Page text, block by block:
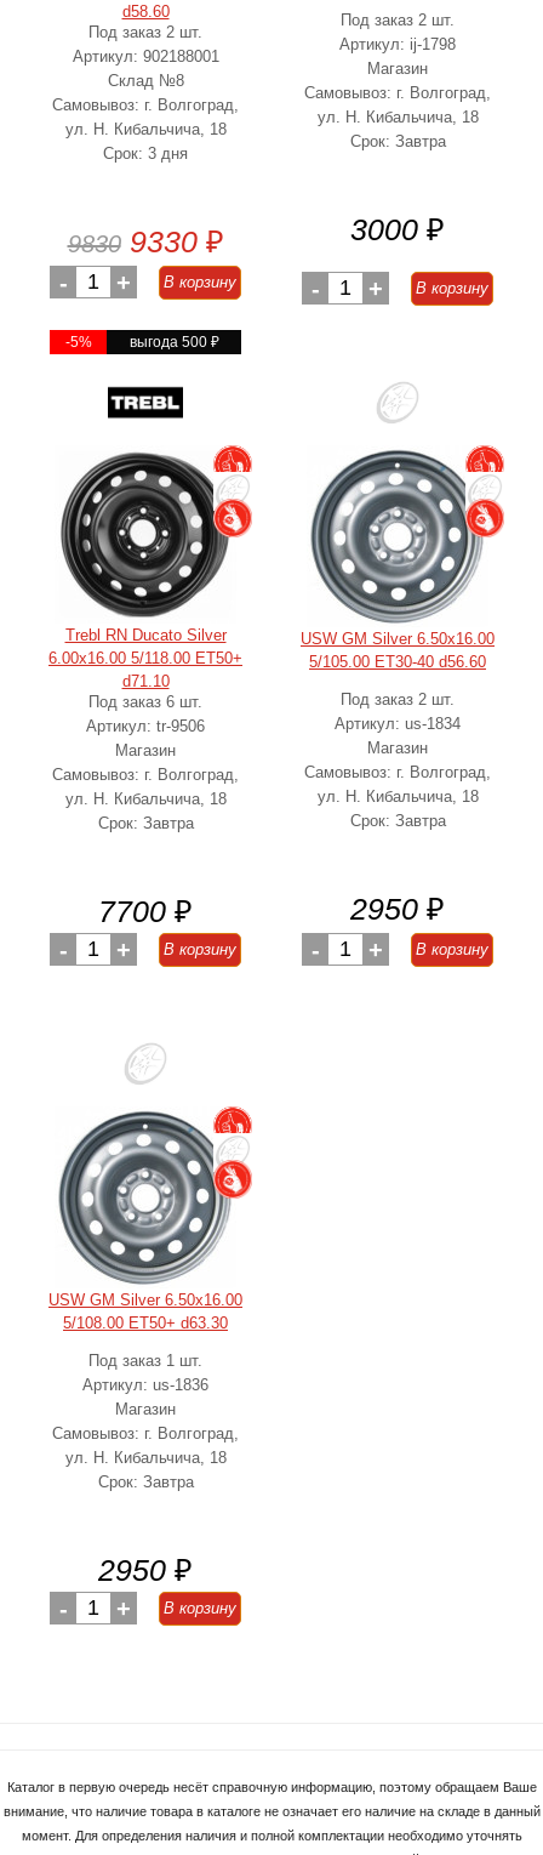
d58.60
Под заказ 2 шт.
Артикул: 902188001
Склад №8
Самовывоз: г. Волгоград,
ул. Н. Кибальчича, 18
Срок: 3 дня
9830 9330 ₽
- 1 + В корзину
-5% выгода 500 ₽
Под заказ 2 шт.
Артикул: ij-1798
Магазин
Самовывоз: г. Волгоград,
ул. Н. Кибальчича, 18
Срок: Завтра
3000 ₽
- 1 + В корзину
Trebl RN Ducato Silver
6.00x16.00 5/118.00 ET50+
d71.10
Под заказ 6 шт.
Артикул: tr-9506
Магазин
Самовывоз: г. Волгоград,
ул. Н. Кибальчича, 18
Срок: Завтра
7700 ₽
- 1 + В корзину
USW GM Silver 6.50x16.00
5/105.00 ET30-40 d56.60
Под заказ 2 шт.
Артикул: us-1834
Магазин
Самовывоз: г. Волгоград,
ул. Н. Кибальчича, 18
Срок: Завтра
2950 ₽
- 1 + В корзину
USW GM Silver 6.50x16.00
5/108.00 ET50+ d63.30
Под заказ 1 шт.
Артикул: us-1836
Магазин
Самовывоз: г. Волгоград,
ул. Н. Кибальчича, 18
Срок: Завтра
2950 ₽
- 1 + В корзину
Каталог в первую очередь несёт справочную информацию, поэтому обращаем Ваше
внимание, что наличие товара в каталоге не означает его наличие на складе в данный
момент. Для определения наличия и полной комплектации необходимо уточнять